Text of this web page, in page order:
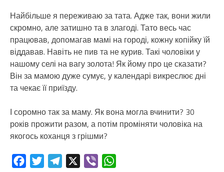
Найбільше я переживаю за тата. Адже так, вони жили
скромно, але затишно та в злагоді. Тато весь час
працював, допомагав мамі на городі, кожну копійку їй
віддавав. Навіть не пив та не курив. Такі чоловіки у
нашому селі на вагу золота! Як йому про це сказати?
Він за мамою дуже сумує, у календарі викреслює дні
та чекає її приїзду.
І соромно так за маму. Як вона могла вчинити? 30
років прожити разом, а потім проміняти чоловіка на
якогось коханця з грішми?
FacebookTwitterTelegram Viber